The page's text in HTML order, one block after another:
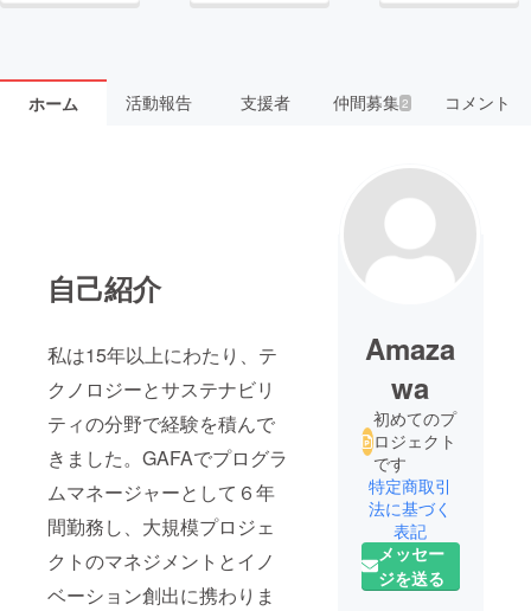
ホーム 活動報告 支援者 仲間募集 2 コメント
自己紹介
私は15年以上にわたり、テ
クノロジーとサステナビリ
ティの分野で経験を積んで
きました。GAFAでプログラ
ムマネージャーとして６年
間勤務し、大規模プロジェ
クトのマネジメントとイノ
ベーション創出に携わりま
Amaza
wa
初めてのプ
ロジェクト
です
特定商取引
法に基づく
表記
メッセー
ジを送る